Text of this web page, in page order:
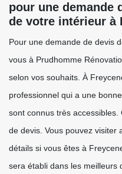
pour une demande
de votre intérieur à
Pour une demande de devis
vous à Prudhomme
selon vos souhaits. À
professionnel qui a une
sont connus très
de devis. Vous pouvez visiter
détails si vous êtes à
sera établi dans les meilleurs